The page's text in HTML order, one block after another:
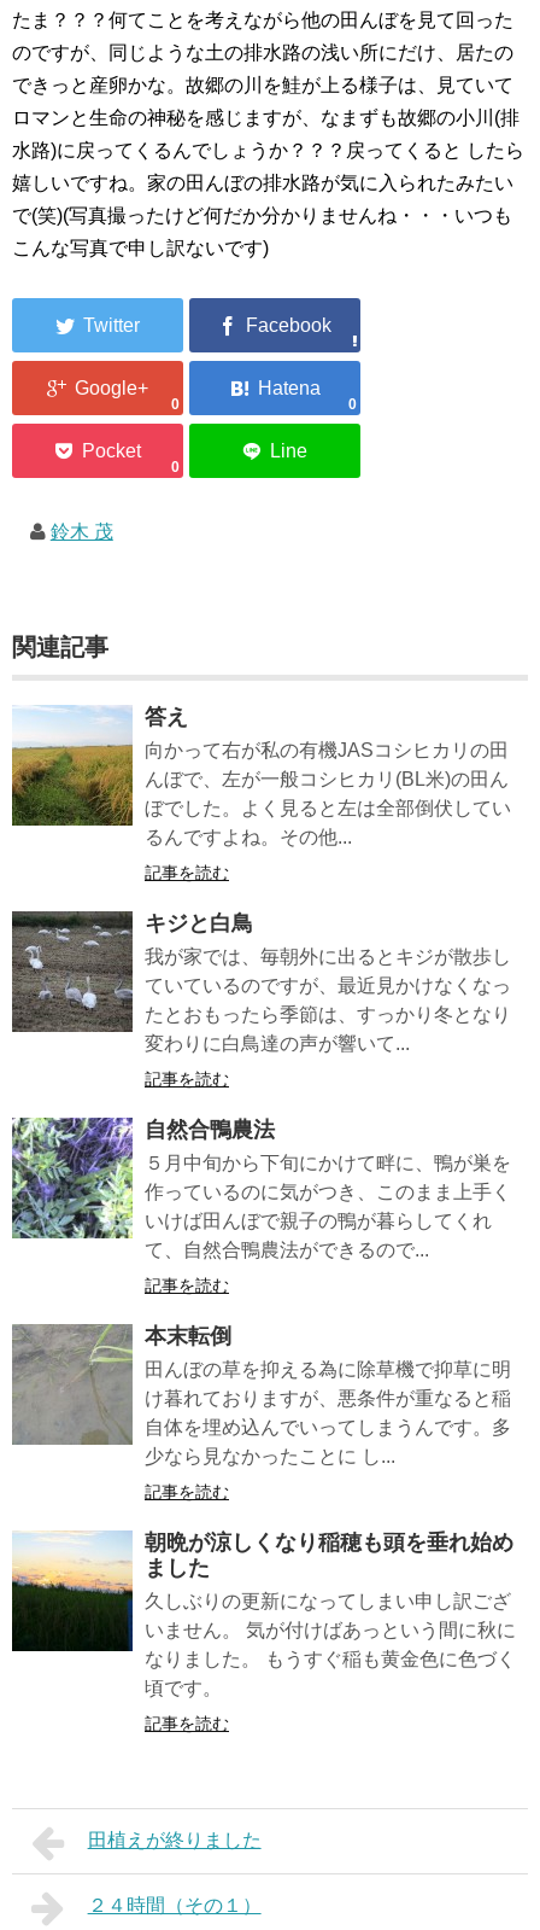
たま？？？何てことを考えながら他の田んぼを見て回った
のですが、同じような土の排水路の浅い所にだけ、居たの
できっと産卵かな。故郷の川を鮭が上る様子は、見ていて
ロマンと生命の神秘を感じますが、なまずも故郷の小川(排
水路)に戻ってくるんでしょうか？？？戻ってくると したら
嬉しいですね。家の田んぼの排水路が気に入られたみたい
で(笑)(写真撮ったけど何だか分かりませんね・・・いつも
こんな写真で申し訳ないです)
0 0
0
鈴木 茂
関連記事
答え
向かって右が私の有機JASコシヒカリの田
んぼで、左が一般コシヒカリ(BL米)の田ん
ぼでした。よく見ると左は全部倒伏してい
るんですよね。その他...
記事を読む
キジと白鳥
我が家では、毎朝外に出るとキジが散歩し
ていているのですが、最近見かけなくなっ
たとおもったら季節は、すっかり冬となり
変わりに白鳥達の声が響いて...
記事を読む
自然合鴨農法
５月中旬から下旬にかけて畔に、鴨が巣を
作っているのに気がつき、このまま上手く
いけば田んぼで親子の鴨が暮らしてくれ
て、自然合鴨農法ができるので...
記事を読む
本末転倒
田んぼの草を抑える為に除草機で抑草に明
け暮れておりますが、悪条件が重なると稲
自体を埋め込んでいってしまうんです。多
少なら見なかったことに し...
記事を読む
朝晩が涼しくなり稲穂も頭を垂れ始め
ました
久しぶりの更新になってしまい申し訳ござ
いません。 気が付けばあっという間に秋に
なりました。 もうすぐ稲も黄金色に色づく
頃です。
記事を読む
田植えが終りました
２４時間（その１）